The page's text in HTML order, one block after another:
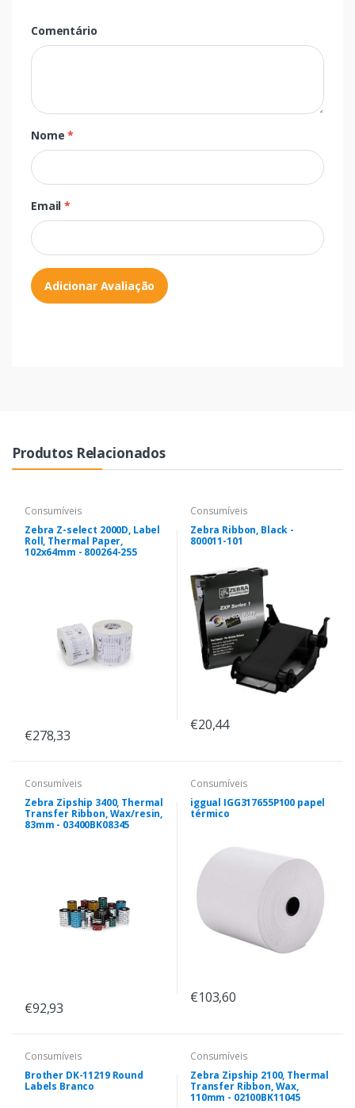
Comentário
Nome*
Email*
Adicionar Avaliação
Produtos Relacionados
Consumíveis
Zebra Z-select 2000D, Label
Roll, Thermal Paper,
102x64mm - 800264-255
€278,33
Consumíveis
Zebra Ribbon, Black -
800011-101
€20,44
Consumíveis
Zebra Zipship 3400, Thermal
Transfer Ribbon, Wax/resin,
83mm - 03400BK08345
€92,93
Consumíveis
iggual IGG317655P100 papel
térmico
€103,60
Consumíveis
Brother DK-11219 Round
Labels Branco
Consumíveis
Zebra Zipship 2100, Thermal
Transfer Ribbon, Wax,
110mm - 02100BK11045